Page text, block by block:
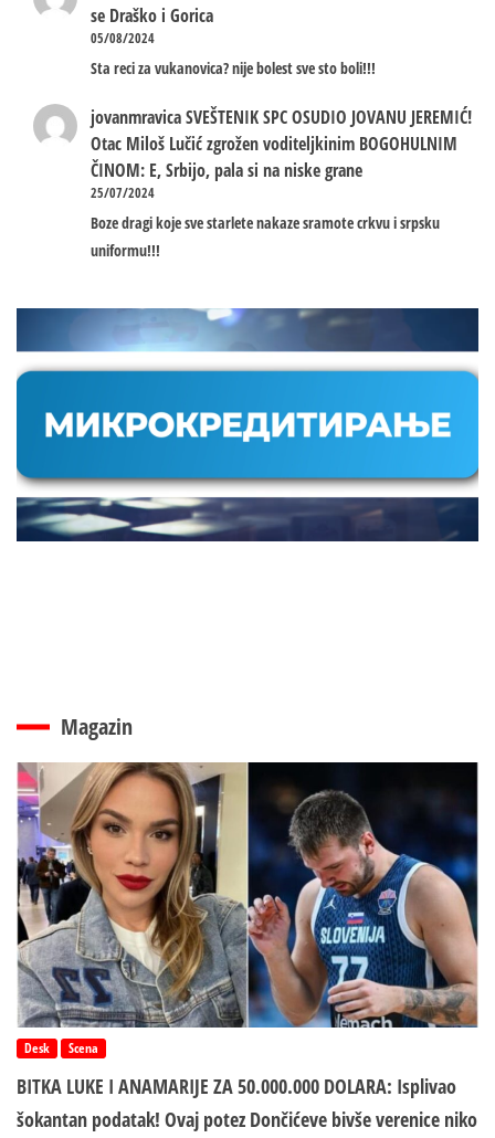
se Draško i Gorica
05/08/2024
Sta reci za vukanovica? nije bolest sve sto boli!!!
jovanmravicaSVEŠTENIK SPC OSUDIO JOVANU JEREMIĆ!
Otac Miloš Lučić zgrožen voditeljkinim BOGOHULNIM
ČINOM: E, Srbijo, pala si na niske grane
25/07/2024
Boze dragi koje sve starlete nakaze sramote crkvu i srpsku
uniformu!!!
Magazin
Desk Scena
BITKA LUKE I ANAMARIJE ZA 50.000.000 DOLARA: Isplivao
šokantan podatak! Ovaj potez Dončićeve bivše verenice niko